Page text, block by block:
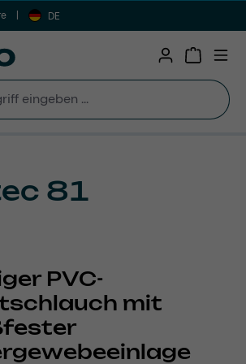
DE
81
PVC-
mit